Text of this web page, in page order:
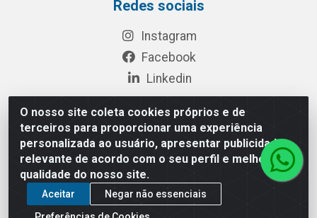
O nosso site coleta cookies próprios e de
terceiros para proporcionar uma experiência
personalizada ao usuário, apresentar publicidade
relevante de acordo com o seu perfil e melhorar a
qualidade do nosso site.
Aceitar
Negar não essenciais
Redes sociais
Instagram
Facebook
Linkedin
Rua Chipuê, 117 - S. Miguel Paulista São Paulo/SP - CEP
08010-260- CNPJ: 03.010.739/0001-72